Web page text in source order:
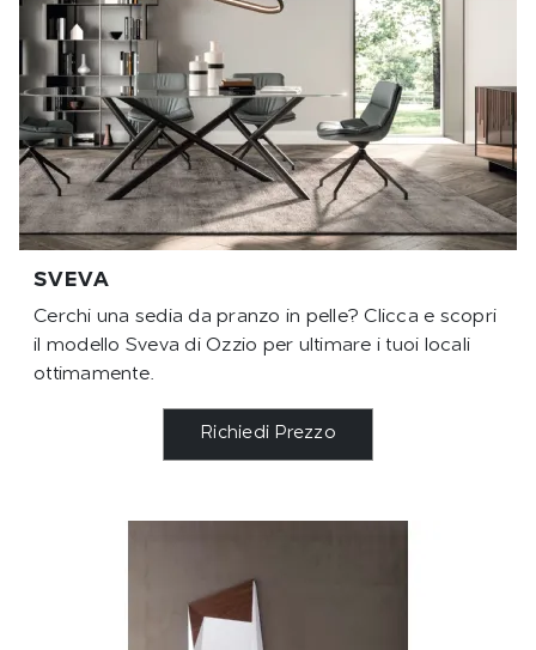
SVEVA
Cerchi una sedia da pranzo in pelle? Clicca e scopri
il modello Sveva di Ozzio per ultimare i tuoi locali
ottimamente.
Richiedi Prezzo